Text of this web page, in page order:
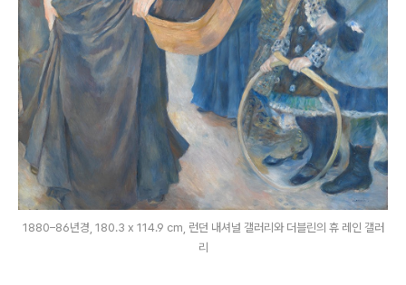
1880–86년경, 180.3 x 114.9 cm, 런던 내셔널 갤러리와 더블린의 휴 레인 갤러
리